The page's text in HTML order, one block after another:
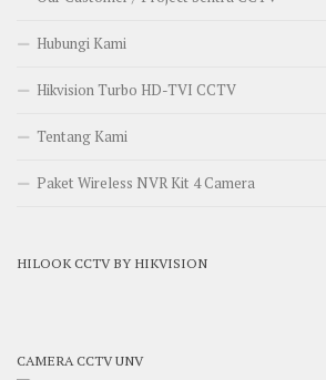
Hubungi Kami
Hikvision Turbo HD-TVI CCTV
Tentang Kami
Paket Wireless NVR Kit 4 Camera
HILOOK CCTV BY HIKVISION
CAMERA CCTV UNV